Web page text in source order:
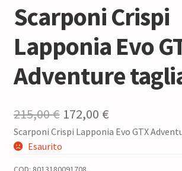
Scarponi Crispi
Lapponia Evo
Adventure
215,00€ Il
prezzo
172,00 €Il
prezzo
Scarponi Crispi Lapponia Evo GTX
Esaurito